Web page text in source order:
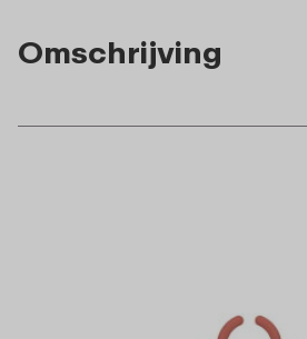
Omschrijving